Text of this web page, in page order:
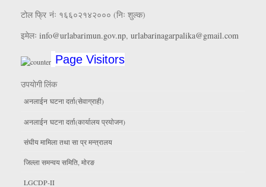
टोल फ्रि नंः १६६०२१४२००० (निः शुल्क)
इमेलः info@urlabarimun.gov.np, urlabarinagarpalika@gmail.com
Page Visitors
उपयाेगी लिंक
अनलाईन घटना दर्ता(सेवाग्राही)
अनलाईन घटना दर्ता(कार्यालय प्रयाेजन)
संघीय मामिला तथा सा प्र मन्त्रालय
जिल्ला समन्वय समिति, माेरङ
LGCDP-II